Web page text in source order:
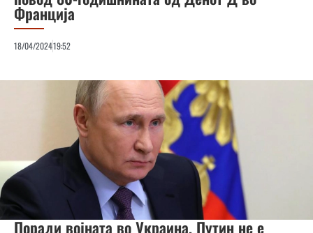
Франција
18/04/202419:52
Поради војната во Украина, Путин не е